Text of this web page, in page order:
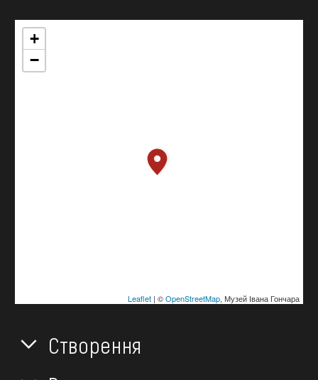
+
−
Leaflet| ©OpenStreetMap, Музей Івана Гончара
Створення